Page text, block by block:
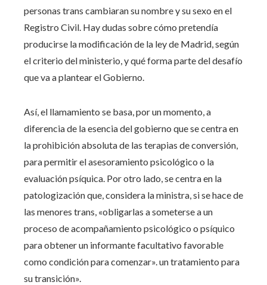
personas trans cambiaran su nombre y su sexo en el
Registro Civil. Hay dudas sobre cómo pretendía
producirse la modificación de la ley de Madrid, según
el criterio del ministerio, y qué forma parte del desafío
que va a plantear el Gobierno.
Así, el llamamiento se basa, por un momento, a
diferencia de la esencia del gobierno que se centra en
la prohibición absoluta de las terapias de conversión,
para permitir el asesoramiento psicológico o la
evaluación psíquica. Por otro lado, se centra en la
patologización que, considera la ministra, si se hace de
las menores trans, «obligarlas a someterse a un
proceso de acompañamiento psicológico o psíquico
para obtener un informante facultativo favorable
como condición para comenzar». un tratamiento para
su transición».